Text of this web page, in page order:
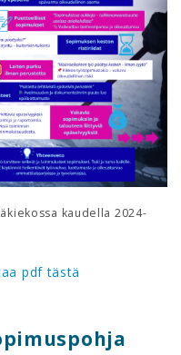
kaudella 2024-
pdf tästä